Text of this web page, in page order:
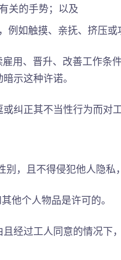
关的手势；以及
如触摸、亲抚、挤压或
用、晋升、改善工作条
示这种许诺。
纠正其不当性行为而对
，且不得侵犯他人隐私
他个人物品是许可的。
经过工人同意的情况下